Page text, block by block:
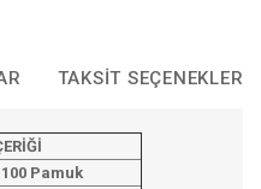
TAKSIT SEÇENEKLERI
Pamuk